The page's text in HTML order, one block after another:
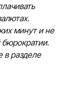
минут и не
в разделе